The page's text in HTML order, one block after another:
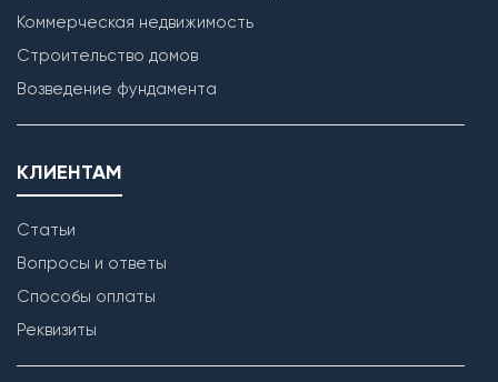
Коммерческая недвижимость
Строительство домов
Возведение фундамента
КЛИЕНТАМ
Статьи
Вопросы и ответы
Способы оплаты
Реквизиты